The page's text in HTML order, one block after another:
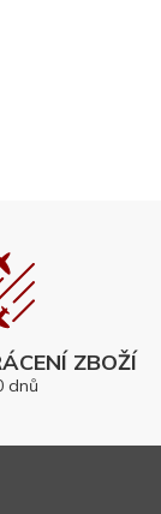
ZBOŽÍ
dnů